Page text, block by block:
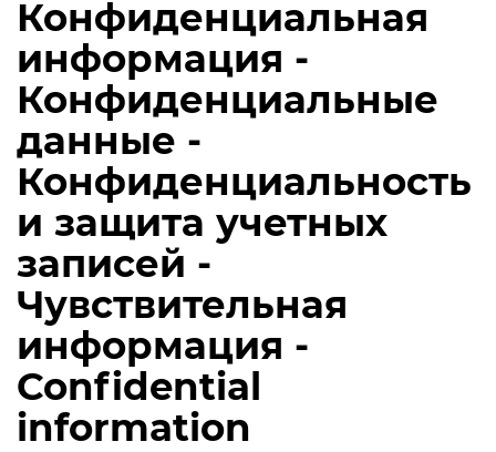
Конфиденциальная
информация -
Конфиденциальные
данные -
Конфиденциальность
и защита учетных
записей -
Чувствительная
информация -
Confidential
information